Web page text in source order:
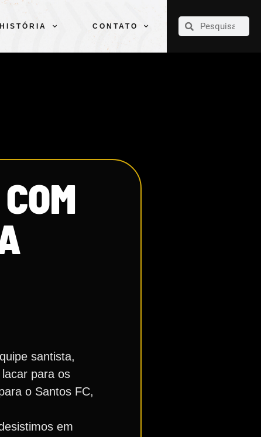
HISTÓRIA CONTATO
CLUBE
santista,
para os
o Santos FC,
em